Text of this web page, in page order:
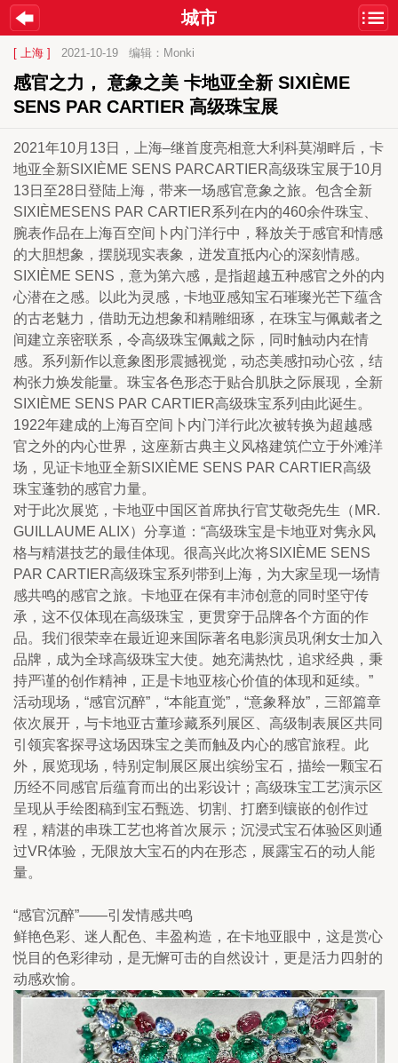
城市
[ 上海 ] 2021-10-19 编辑：Monki
感官之力， 意象之美 卡地亚全新 SIXIÈME
SENS PAR CARTIER 高级珠宝展
2021年10月13日，上海–继首度亮相意大利科莫湖畔后，卡
地亚全新SIXIÈME SENS PARCARTIER高级珠宝展于10月
13日至28日登陆上海，带来一场感官意象之旅。包含全新
SIXIÈMESENS PAR CARTIER系列在内的460余件珠宝、
腕表作品在上海百空间卜内门洋行中，释放关于感官和情感
的大胆想象，摆脱现实表象，迸发直抵内心的深刻情感。
SIXIÈME SENS，意为第六感，是指超越五种感官之外的内
心潜在之感。以此为灵感，卡地亚感知宝石璀璨光芒下蕴含
的古老魅力，借助无边想象和精雕细琢，在珠宝与佩戴者之
间建立亲密联系，令高级珠宝佩戴之际，同时触动内在情
感。系列新作以意象图形震撼视觉，动态美感扣动心弦，结
构张力焕发能量。珠宝各色形态于贴合肌肤之际展现，全新
SIXIÈME SENS PAR CARTIER高级珠宝系列由此诞生。
1922年建成的上海百空间卜内门洋行此次被转换为超越感
官之外的内心世界，这座新古典主义风格建筑伫立于外滩洋
场，见证卡地亚全新SIXIÈME SENS PAR CARTIER高级
珠宝蓬勃的感官力量。
对于此次展览，卡地亚中国区首席执行官艾敬尧先生（MR.
GUILLAUME ALIX）分享道：“高级珠宝是卡地亚对隽永风
格与精湛技艺的最佳体现。很高兴此次将SIXIÈME SENS
PAR CARTIER高级珠宝系列带到上海，为大家呈现一场情
感共鸣的感官之旅。卡地亚在保有丰沛创意的同时坚守传
承，这不仅体现在高级珠宝，更贯穿于品牌各个方面的作
品。我们很荣幸在最近迎来国际著名电影演员巩俐女士加入
品牌，成为全球高级珠宝大使。她充满热忱，追求经典，秉
持严谨的创作精神，正是卡地亚核心价值的体现和延续。”
活动现场，“感官沉醉”，“本能直觉”，“意象释放”，三部篇章
依次展开，与卡地亚古董珍藏系列展区、高级制表展区共同
引领宾客探寻这场因珠宝之美而触及内心的感官旅程。此
外，展览现场，特别定制展区展出缤纷宝石，描绘一颗宝石
历经不同感官后蕴育而出的出彩设计；高级珠宝工艺演示区
呈现从手绘图稿到宝石甄选、切割、打磨到镶嵌的创作过
程，精湛的串珠工艺也将首次展示；沉浸式宝石体验区则通
过VR体验，无限放大宝石的内在形态，展露宝石的动人能
量。
“感官沉醉”——引发情感共鸣
鲜艳色彩、迷人配色、丰盈构造，在卡地亚眼中，这是赏心
悦目的色彩律动，是无懈可击的自然设计，更是活力四射的
动感欢愉。